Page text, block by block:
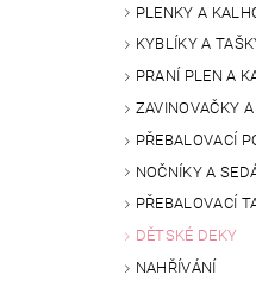
PLENKY A
KYBLÍKY A
PRANÍ PLEN A
ZAVINOVAČKY
PŘEBALOVACÍ
NOČNÍKY A
PŘEBALOVACÍ
DĚTSKÉ DEKY
NAHŘÍVÁNÍ